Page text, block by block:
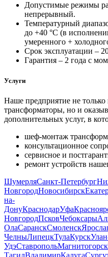
Допустимые режимы
непрерывный.
Температурный
до +40 °С (в
умеренного +
Срок эксплуатации –
Гарантия – 2 года с
Услуги
Наше предприятие не только
трансформаторы, но и
дополнительных услуг, в
шеф-монтаж
консультационное
сервисное и
ремонт устройств
ШумерляСанкт-Петербург
НовгородНовосибирск
на-
ДонуКраснодарУфа
НовгородПсковЧебоксары
ОлаСаранскСмоленск
ЧелныЛипецкТулаКурск
УдэСтавропольМагнитогорск
ТагилВладимирКалуга